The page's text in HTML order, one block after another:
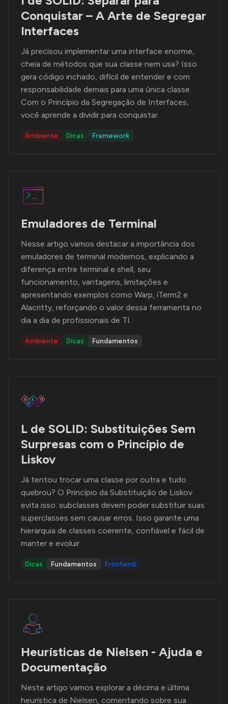
Conquistar – A Arte de Segregar
Interfaces
Já precisou implementar uma interface enorme,
cheia de métodos que sua classe nem usa? Isso
gera código inchado, difícil de entender e com
responsabilidade demais para uma única classe.
Com o Princípio da Segregação de Interfaces,
você aprende a dividir para conquistar.
Ambiente Dicas Framework
Emuladores de Terminal
Nesse artigo vamos destacar a importância dos
emuladores de terminal modernos, explicando a
diferença entre terminal e shell, seu
funcionamento, vantagens, limitações e
apresentando exemplos como Warp, iTerm2 e
Alacritty, reforçando o valor dessa ferramenta no
dia a dia de profissionais de TI.
Ambiente Dicas Fundamentos
L de SOLID: Substituições Sem
Surpresas com o Princípio de
Liskov
Já tentou trocar uma classe por outra e tudo
quebrou? O Princípio da Substituição de Liskov
evita isso: subclasses devem poder substituir suas
superclasses sem causar erros. Isso garante uma
hierarquia de classes coerente, confiável e fácil de
manter e evoluir.
Dicas Fundamentos Frontend
Heurísticas de Nielsen - Ajuda e
Documentação
Neste artigo vamos explorar a décima e última
heurística de Nielsen, comentando sobre sua